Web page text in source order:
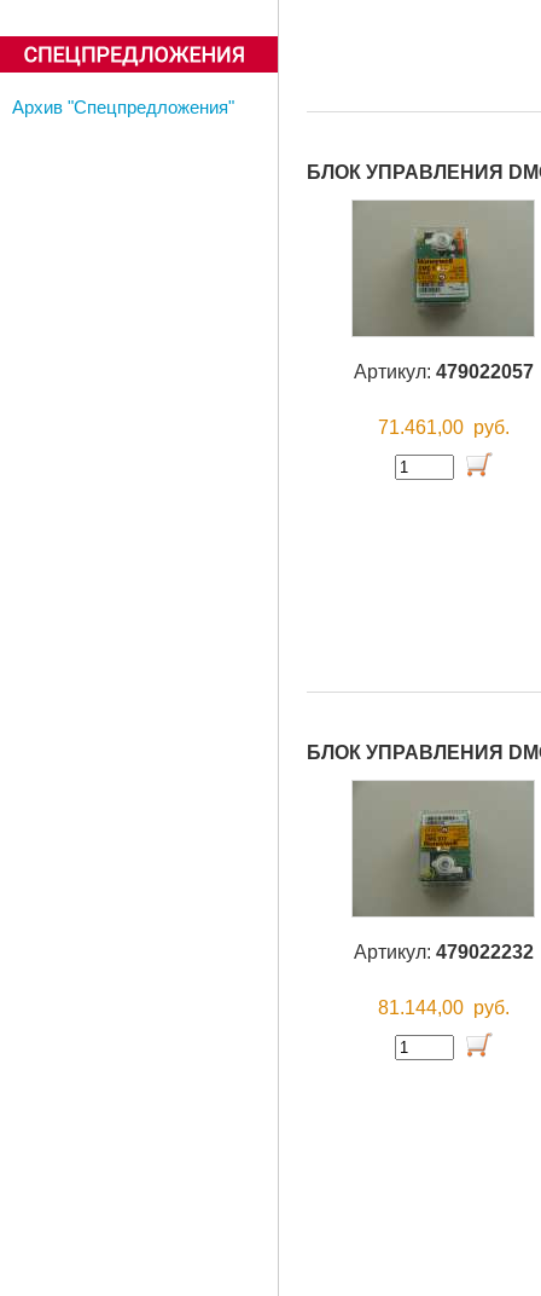
Архив "Спецпредложения"
БЛОК УПРАВЛЕНИЯ
Артикул: 479022057
71.461,00 руб.
БЛОК УПРАВЛЕНИЯ
Артикул: 479022232
81.144,00 руб.